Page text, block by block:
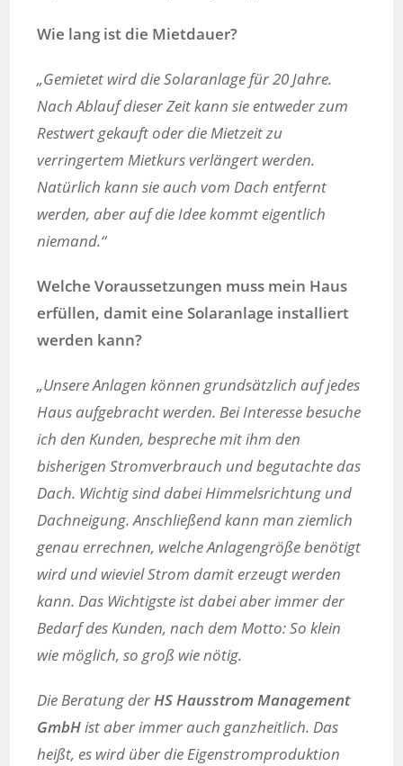
Wie lang ist die Mietdauer?
„Gemietet wird die Solaranlage für 20 Jahre.
Nach Ablauf dieser Zeit kann sie entweder zum
Restwert gekauft oder die Mietzeit zu
verringertem Mietkurs verlängert werden.
Natürlich kann sie auch vom Dach entfernt
werden, aber auf die Idee kommt eigentlich
niemand.“
Welche Voraussetzungen muss mein Haus
erfüllen, damit eine Solaranlage installiert
werden kann?
„Unsere Anlagen können grundsätzlich auf jedes
Haus aufgebracht werden. Bei Interesse besuche
ich den Kunden, bespreche mit ihm den
bisherigen Stromverbrauch und begutachte das
Dach. Wichtig sind dabei Himmelsrichtung und
Dachneigung. Anschließend kann man ziemlich
genau errechnen, welche Anlagengröße benötigt
wird und wieviel Strom damit erzeugt werden
kann. Das Wichtigste ist dabei aber immer der
Bedarf des Kunden, nach dem Motto: So klein
wie möglich, so groß wie nötig.
Die Beratung derHS Hausstrom Management
GmbHist aber immer auch ganzheitlich. Das
heißt, es wird über die Eigenstromproduktion